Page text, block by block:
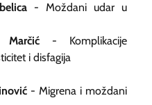
- Moždani udar u
Marčić - Komplikacije
i disfagija
- Migrena i moždani